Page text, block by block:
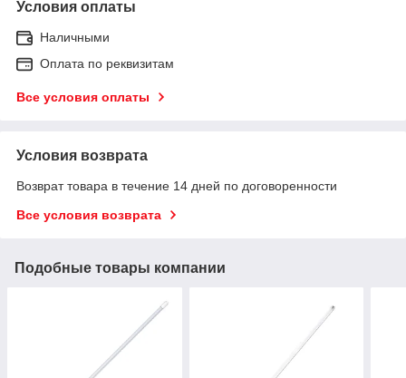
Условия оплаты
Наличными
Оплата по реквизитам
Все условия оплаты
Условия возврата
Возврат товара в течение 14 дней по договоренности
Все условия возврата
Подобные товары компании